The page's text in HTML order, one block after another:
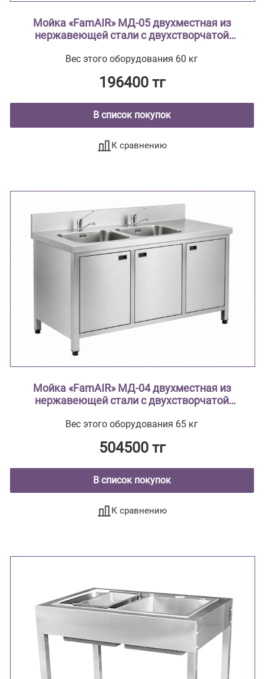
Мойка «FamAIR» МД-05 двухместная из
нержавеющей стали с двухстворчатой
Вес этого оборудования 60 кг
196400 тг
В список покупок
К сравнению
Мойка «FamAIR» МД-04 двухместная из
нержавеющей стали с двухстворчатой
тумба из нержавеющей стали , мойки
столешницу)
Вес этого оборудования 65 кг
504500 тг
В список покупок
К сравнению